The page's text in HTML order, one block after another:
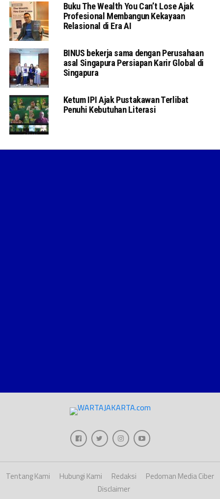
Buku The Wealth You Can’t Lose Ajak
Profesional Membangun Kekayaan
Relasional di Era AI
BINUS bekerja sama dengan Perusahaan
asal Singapura Persiapan Karir Global di
Singapura
Ketum IPI Ajak Pustakawan Terlibat
Penuhi Kebutuhan Literasi
Tentang Kami Hubungi Kami Redaksi
Pedoman Media Ciber
Disclaimer